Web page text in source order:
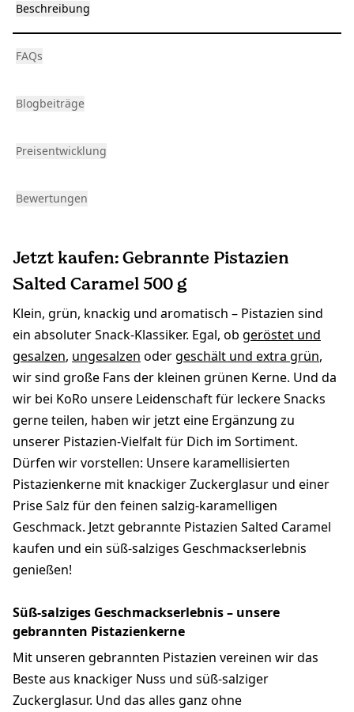
Beschreibung
FAQs
Blogbeiträge
Preisentwicklung
Bewertungen
Jetzt kaufen: Gebrannte Pistazien
Salted Caramel 500 g
Klein, grün, knackig und aromatisch – Pistazien sind
ein absoluter Snack-Klassiker. Egal, ob geröstet und
gesalzen, ungesalzen odergeschält und extra grün,
wir sind große Fans der kleinen grünen Kerne. Und da
wir bei KoRo unsere Leidenschaft für leckere Snacks
gerne teilen, haben wir jetzt eine Ergänzung zu
unserer Pistazien-Vielfalt für Dich im Sortiment.
Dürfen wir vorstellen: Unsere karamellisierten
Pistazienkerne mit knackiger Zuckerglasur und einer
Prise Salz für den feinen salzig-karamelligen
Geschmack. Jetzt gebrannte Pistazien Salted Caramel
kaufen und ein süß-salziges Geschmackserlebnis
genießen!
Süß-salziges Geschmackserlebnis – unsere
gebrannten Pistazienkerne
Mit unseren gebrannten Pistazien vereinen wir das
Beste aus knackiger Nuss und süß-salziger
Zuckerglasur. Und das alles ganz ohne